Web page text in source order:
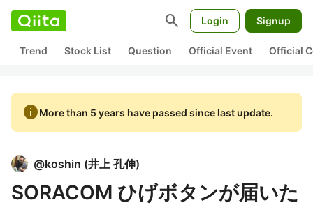
search Login Signup
Trend Stock List Question Official Event Official
infoMore than 5 years have passed since last update.
@koshin (井上 孔伸)
SORACOM ひげボタンが届いた